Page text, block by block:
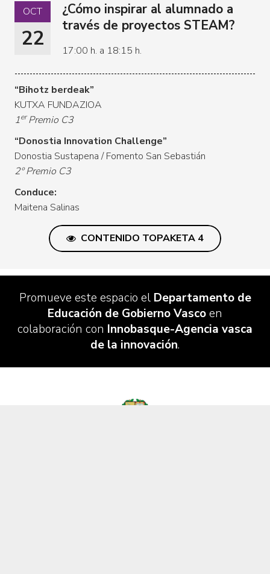
OCT
22
¿Cómo inspirar al alumnado a
través de proyectos STEAM?
17:00 h. a 18:15 h.
“Bihotz berdeak”
KUTXA FUNDAZIOA
1erPremio C3
“Donostia Innovation Challenge”
Donostia Sustapena / Fomento San Sebastián
2º Premio C3
Conduce:
Maitena Salinas
CONTENIDO TOPAKETA 4
Promueve este espacio el Departamento de
Educación de Gobierno Vascoen
colaboración con Innobasque-Agencia vasca
de la innovación.